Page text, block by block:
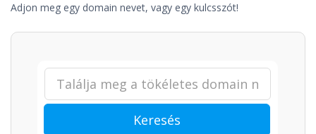
Adjon meg egy domain nevet, vagy egy kulcsszót!
Keresés